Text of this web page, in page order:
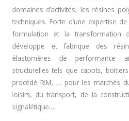
domaines d’activités, les résines
techniques. Forte d’une expertise
formulation et la transformation
développe et fabrique des
élastomères de performance
structurelles tels que capots,
procédé RIM, ,.. pour les marchés
loisirs, du transport, de la
signalétique….